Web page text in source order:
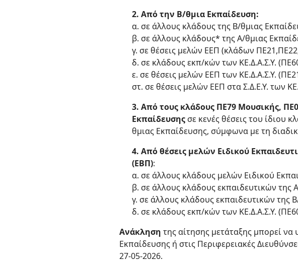
2. Από την Β/θμια Εκπαίδευση:
α. σε άλλους κλάδους της Β/θμιας
β. σε άλλους κλάδους* της Α/θμιας
γ. σε θέσεις μελών ΕΕΠ (κλάδων
δ. σε κλάδους εκπ/κών των ΚΕ.Δ.Α.Σ.Υ.
ε. σε θέσεις μελών ΕΕΠ των ΚΕ.Δ.Α.Σ.Υ.
στ. σε θέσεις μελών ΕΕΠ στα Σ.Δ.Ε.Υ. των
3. Από τους κλάδους ΠΕ79 Μουσικής,
Εκπαίδευσης σε κενές θέσεις του ίδιου
θμιας Εκπαίδευσης, σύμφωνα με τη
4. Από θέσεις μελών Ειδικού
(ΕΒΠ):
α. σε άλλους κλάδους μελών Ειδικού
β. σε άλλους κλάδους εκπαιδευτικών της
γ. σε άλλους κλάδους εκπαιδευτικών της
δ. σε κλάδους εκπ/κών των ΚΕ.Δ.Α.Σ.Υ.
Ανάκληση της αίτησης μετάταξης μπορεί
Εκπαίδευσης ή στις Περιφερειακές
27-05-2026.